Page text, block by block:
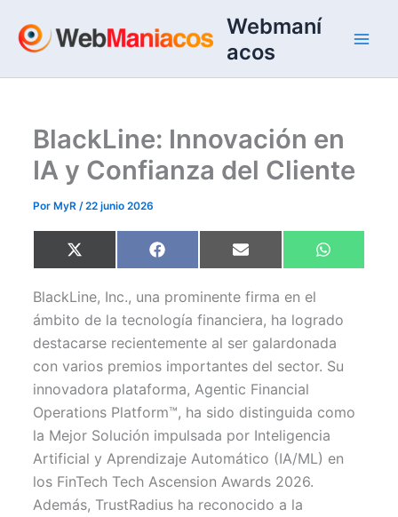
contenido
Webmaní
acos
BlackLine: Innovación en
IA y Confianza del Cliente
Por MyR/22 junio 2026
Compartir
en
X
(
w
i
t
e
)
Compartir
en
F
a
e
b
o
o
k
Compartir
en
E
m
i
l
Compartir
en
W
h
A
p
p
BlackLine, Inc., una prominente firma en el
ámbito de la tecnología financiera, ha logrado
destacarse recientemente al ser galardonada
con varios premios importantes del sector. Su
innovadora plataforma, Agentic Financial
Operations Platform™, ha sido distinguida como
la Mejor Solución impulsada por Inteligencia
Artificial y Aprendizaje Automático (IA/ML) en
los FinTech Tech Ascension Awards 2026.
Además, TrustRadius ha reconocido a la